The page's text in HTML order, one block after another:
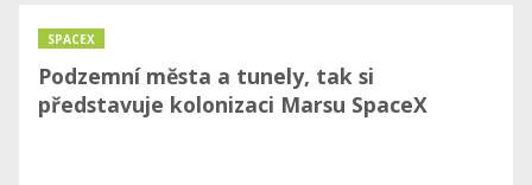
Podzemní města a tunely, tak si
představuje kolonizaci Marsu SpaceX
SPACEX